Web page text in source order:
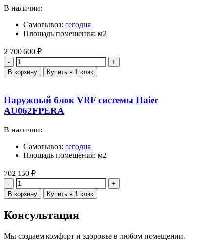
В наличии:
Самовывоз: сегодня
Площадь помещения: м2
2 700 600 ₽
Количество
В корзину Купить в 1 клик
Наружный блок VRF системы Haier
AU062FPERA
В наличии:
Самовывоз: сегодня
Площадь помещения: м2
702 150 ₽
Количество
В корзину Купить в 1 клик
Консультация
Мы создаем комфорт и здоровье в любом помещении.